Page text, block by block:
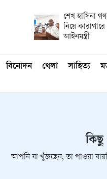
শেখ হাসিনা
নিয়ে
আইনমন্ত্রী
বিনোদন খেলা সাহিত্য
কিছু
আপনি যা খুঁজছেন, তা পাওয়া